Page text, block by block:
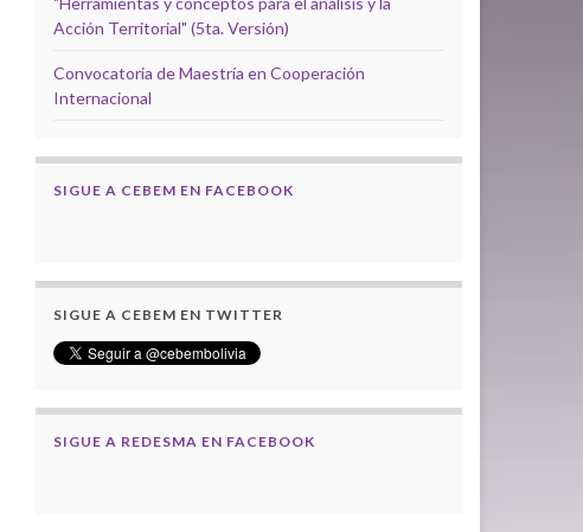
Acción Territorial" (5ta. Versión)
Convocatoria de Maestría en Cooperación
Internacional
SIGUE A CEBEM EN FACEBOOK
SIGUE A CEBEM EN TWITTER
SIGUE A REDESMA EN FACEBOOK